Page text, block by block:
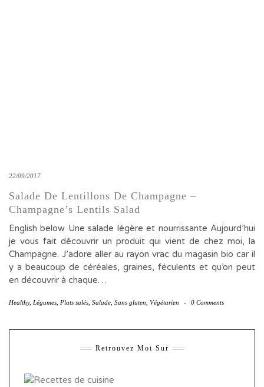
22/09/2017
Salade De Lentillons De Champagne –
Champagne’s Lentils Salad
English below Une salade légère et nourrissante Aujourd’hui
je vous fait découvrir un produit qui vient de chez moi, la
Champagne. J’adore aller au rayon vrac du magasin bio car il
y a beaucoup de céréales, graines, féculents et qu’on peut
en découvrir à chaque…
Healthy, Légumes Plats salés Salade Sans gluten Végétarien - 0 Comments
Retrouvez Moi Sur